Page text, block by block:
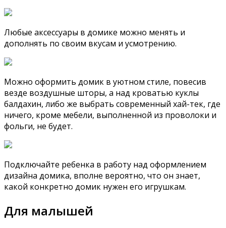
Любые аксессуары в домике можно менять и
дополнять по своим вкусам и усмотрению.
Можно оформить домик в уютном стиле, повесив
везде воздушные шторы, а над кроватью куклы
балдахин, либо же выбрать современный хай-тек, где
ничего, кроме мебели, выполненной из проволоки и
фольги, не будет.
Подключайте ребенка в работу над оформлением
дизайна домика, вполне вероятно, что он знает,
какой конкретно домик нужен его игрушкам.
Для малышей